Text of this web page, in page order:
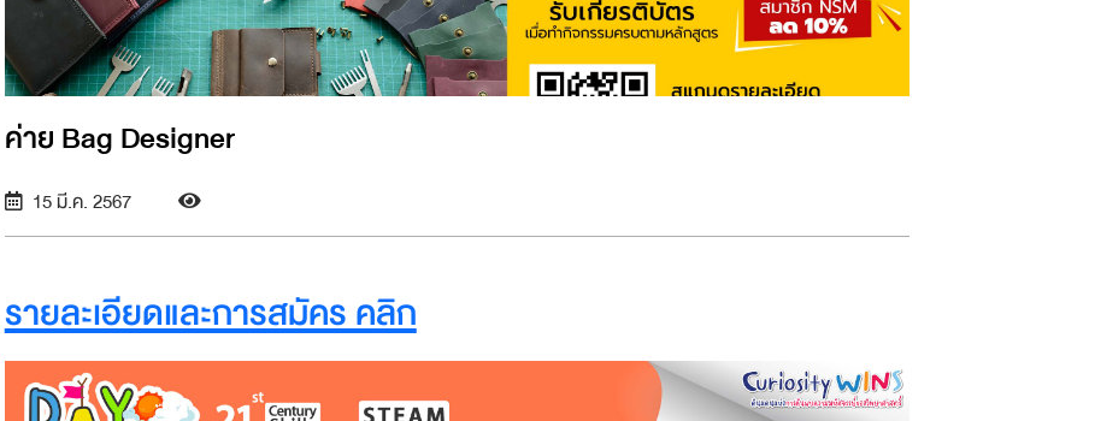
ค่าย Bag Designer
15 มี.ค. 2567
รายละเอียดและการสมัคร คลิก